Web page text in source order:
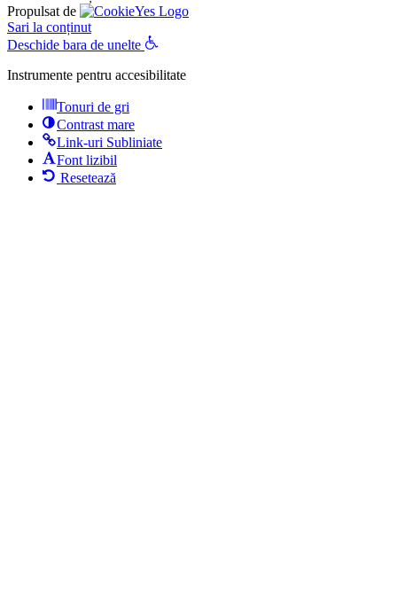
Propulsat de
Sari la conținut
Deschide bara de unelte
Instrumente pentru accesibilitate
Tonuri de gri
Contrast mare
Link-uri Subliniate
Font lizibil
Resetează